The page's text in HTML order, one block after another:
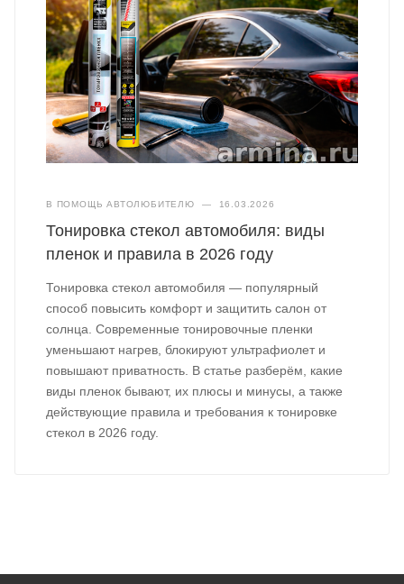
В ПОМОЩЬ АВТОЛЮБИТЕЛЮ — 16.03.2026
Тонировка стекол автомобиля: виды
пленок и правила в 2026 году
Тонировка стекол автомобиля — популярный
способ повысить комфорт и защитить салон от
солнца. Современные тонировочные пленки
уменьшают нагрев, блокируют ультрафиолет и
повышают приватность. В статье разберём, какие
виды пленок бывают, их плюсы и минусы, а также
действующие правила и требования к тонировке
стекол в 2026 году.